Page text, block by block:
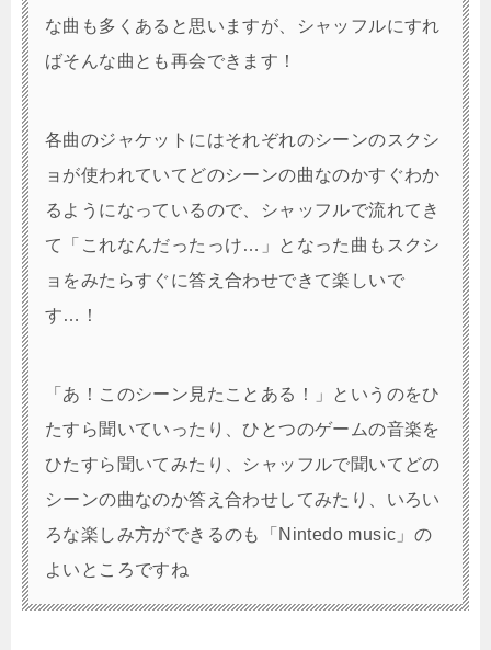
な曲も多くあると思いますが、シャッフルにすれ
ばそんな曲とも再会できます！
各曲のジャケットにはそれぞれのシーンのスクシ
ョが使われていてどのシーンの曲なのかすぐわか
るようになっているので、シャッフルで流れてき
て「これなんだったっけ…」となった曲もスクシ
ョをみたらすぐに答え合わせできて楽しいで
す…！
「あ！このシーン見たことある！」というのをひ
たすら聞いていったり、ひとつのゲームの音楽を
ひたすら聞いてみたり、シャッフルで聞いてどの
シーンの曲なのか答え合わせしてみたり、いろい
ろな楽しみ方ができるのも「Nintedo music」の
よいところですね